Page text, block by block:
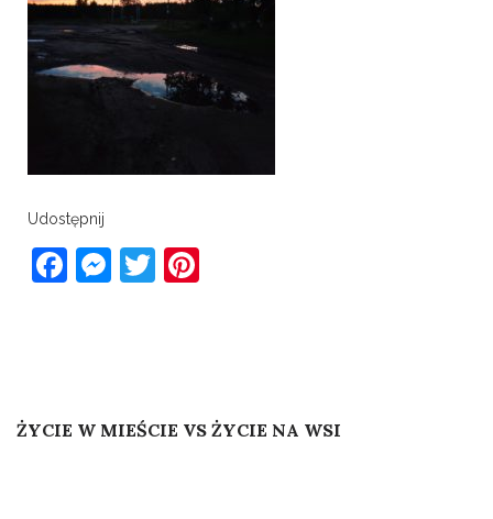
Udostępnij
Facebook
Messenger
Twitter
Post
ŻYCIE W MIEŚCIE VS ŻYCIE NA WSI